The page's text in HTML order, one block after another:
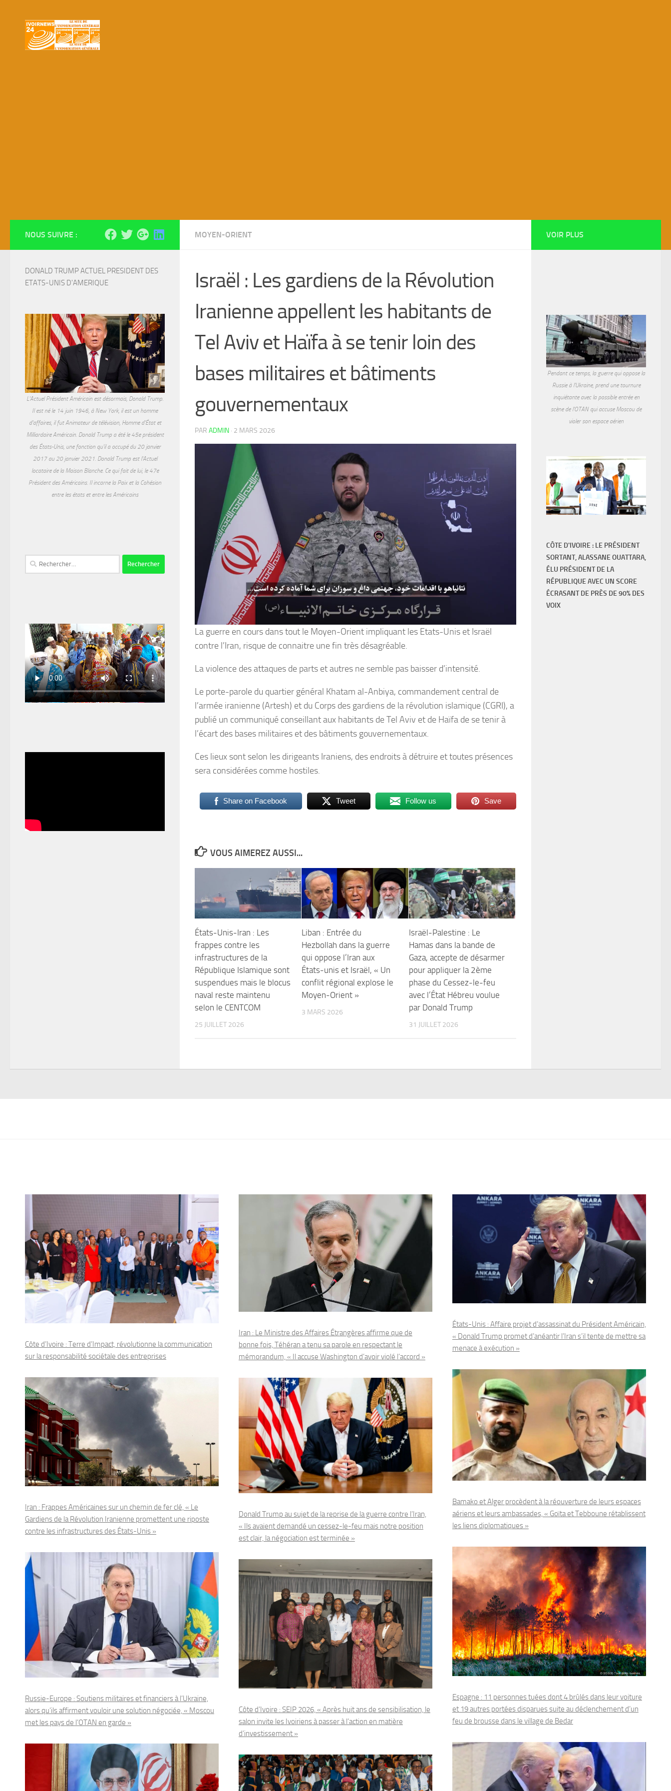
MOYEN-ORIENT
Israël : Les gardiens de la Révolution
Iranienne appellent les habitants de
Tel Aviv et Haïfa à se tenir loin des
bases militaires et bâtiments
gouvernementaux
PAR ADMIN · 2 MARS 2026
La guerre en cours dans tout le Moyen-Orient impliquant les Etats-Unis et Israël
contre l’Iran, risque de connaitre une fin très désagréable.
La violence des attaques de parts et autres ne semble pas baisser d’intensité.
Le porte-parole du quartier général Khatam al-Anbiya, commandement central de
l’armée iranienne (Artesh) et du Corps des gardiens de la révolution islamique (CGRI), a
publié un communiqué conseillant aux habitants de Tel Aviv et de Haïfa de se tenir à
l’écart des bases militaires et des bâtiments gouvernementaux.
Ces lieux sont selon les dirigeants Iraniens, des endroits à détruire et toutes présences
sera considérées comme hostiles.
Share on Facebook Tweet Follow us Save
VOUS AIMEREZ AUSSI...
États-Unis-Iran : Les
frappes contre les
infrastructures de la
République Islamique sont
suspendues mais le blocus
naval reste maintenu
selon le CENTCOM
25 JUILLET 2026
Liban : Entrée du
Hezbollah dans la guerre
qui oppose l’Iran aux
États-unis et Israël, « Un
conflit régional explose le
Moyen-Orient »
3 MARS 2026
Israël-Palestine : Le
Hamas dans la bande de
Gaza, accepte de désarmer
pour appliquer la 2ème
phase du Cessez-le-feu
avec l’État Hébreu voulue
par Donald Trump
31 JUILLET 2026
NOUS SUIVRE :
DONALD TRUMP ACTUEL PRESIDENT DES
ETATS-UNIS D'AMERIQUE
L'Actuel Président Américain est désormais, Donald Trump.
Il est né le 14 juin 1946, à New York, il est un homme
d'affaires, il fut Animateur de télévision, Homme d'État et
Milliardaire Américain. Donald Trump a été le 45e président
des États-Unis, une fonction qu'il a occupé du 20 janvier
2017 au 20 janvier 2021. Donald Trump est l'Actuel
locataire de la Maison Blanche. Ce qui fait de lui, le 47e
Président des Américains. Il incarne la Paix et la Cohésion
entre les états et entre les Américains
Rechercher :
VOIR PLUS
Pendant ce temps, la guerre qui oppose la
Russie à l'Ukraine, prend une tournure
inquiétante avec la possible entrée en
scène de l'OTAN qui accuse Moscou de
violer son espace aérien
CÔTE D'IVOIRE : LE PRÉSIDENT
SORTANT, ALASSANE OUATTARA,
ÉLU PRÉSIDENT DE LA
RÉPUBLIQUE AVEC UN SCORE
ÉCRASANT DE PRÈS DE 90% DES
VOIX
Côte d’Ivoire : Terre d’Impact, révolutionne la communication
sur la responsabilité sociétale des entreprises
Iran : Frappes Américaines sur un chemin de fer clé, « Le
Gardiens de la Révolution Iranienne promettent une riposte
contre les infrastructures des États-Unis »
Russie-Europe : Soutiens militaires et financiers à l’Ukraine,
alors qu’ils affirment vouloir une solution négociée, « Moscou
met les pays de l’OTAN en garde »
Iran : Le Ministre des Affaires Étrangères affirme que de
bonne fois, Téhéran a tenu sa parole en respectant le
mémorandum, « Il accuse Washington d’avoir violé l’accord »
Donald Trump au sujet de la reprise de la guerre contre l’Iran,
« Ils avaient demandé un cessez-le-feu mais notre position
est clair, la négociation est terminée »
Côte d’Ivoire : SEIP 2026, « Après huit ans de sensibilisation, le
salon invite les Ivoiriens à passer à l’action en matière
d’investissement »
États-Unis : Affaire projet d’assassinat du Président Américain,
« Donald Trump promet d’anéantir l’Iran s’il tente de mettre sa
menace à exécution »
Bamako et Alger procèdent à la réouverture de leurs espaces
aériens et leurs ambassades, « Goïta et Tebboune rétablissent
les liens diplomatiques »
Espagne : 11 personnes tuées dont 4 brûlés dans leur voiture
et 19 autres portées disparues suite au déclenchement d’un
feu de brousse dans le village de Bedar